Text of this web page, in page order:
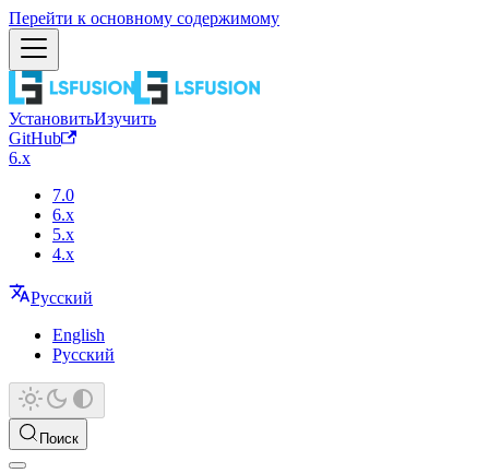
Перейти к основному содержимому
УстановитьИзучить
GitHub
6.x
7.0
6.x
5.x
4.x
Русский
English
Русский
Поиск